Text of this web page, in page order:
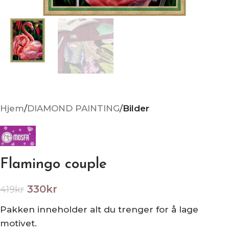
Hjem DIAMOND PAINTING Bilder
Flamingo couple
419kr 330kr
Pakken inneholder alt du trenger for å lage
motivet.